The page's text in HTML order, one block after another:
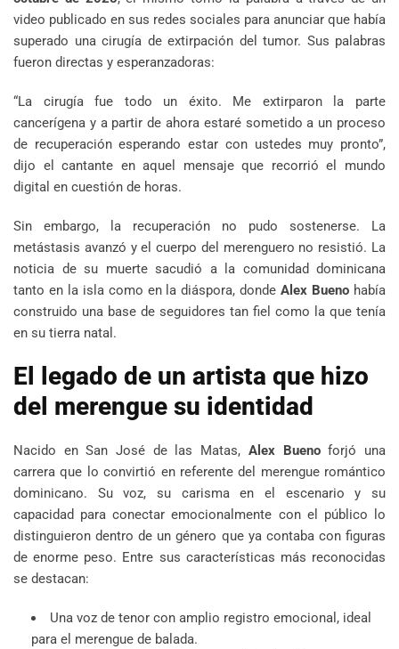
video publicado en sus redes sociales para anunciar que había
superado una cirugía de extirpación del tumor. Sus palabras
fueron directas y esperanzadoras:
“La cirugía fue todo un éxito. Me extirparon la parte
cancerígena y a partir de ahora estaré sometido a un proceso
de recuperación esperando estar con ustedes muy pronto”,
dijo el cantante en aquel mensaje que recorrió el mundo
digital en cuestión de horas.
Sin embargo, la recuperación no pudo sostenerse. La
metástasis avanzó y el cuerpo del merenguero no resistió. La
noticia de su muerte sacudió a la comunidad dominicana
tanto en la isla como en la diáspora, dondeAlex Bueno había
construido una base de seguidores tan fiel como la que tenía
en su tierra natal.
El legado de un artista que hizo
del merengue su identidad
Nacido en San José de las Matas, Alex Buenoforjó una
carrera que lo convirtió en referente del merengue romántico
dominicano. Su voz, su carisma en el escenario y su
capacidad para conectar emocionalmente con el público lo
distinguieron dentro de un género que ya contaba con figuras
de enorme peso. Entre sus características más reconocidas
se destacan:
Una voz de tenor con amplio registro emocional, ideal
para el merengue de balada.